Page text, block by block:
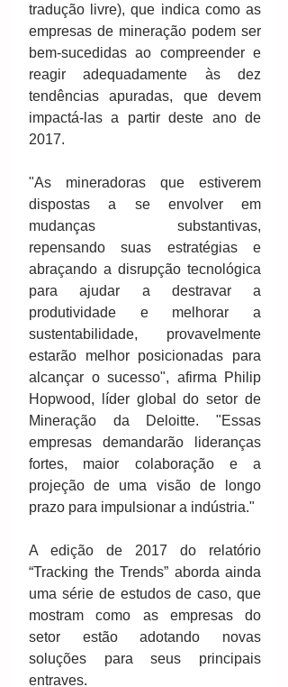
tradução livre), que indica como as
empresas de mineração podem ser
bem-sucedidas ao compreender e
reagir adequadamente às dez
tendências apuradas, que devem
impactá-las a partir deste ano de
2017.
"As mineradoras que estiverem
dispostas a se envolver em
mudanças substantivas,
repensando suas estratégias e
abraçando a disrupção tecnológica
para ajudar a destravar a
produtividade e melhorar a
sustentabilidade, provavelmente
estarão melhor posicionadas para
alcançar o sucesso", afirma Philip
Hopwood, líder global do setor de
Mineração da Deloitte. "Essas
empresas demandarão lideranças
fortes, maior colaboração e a
projeção de uma visão de longo
prazo para impulsionar a indústria."
A edição de 2017 do relatório
“Tracking the Trends” aborda ainda
uma série de estudos de caso, que
mostram como as empresas do
setor estão adotando novas
soluções para seus principais
entraves.